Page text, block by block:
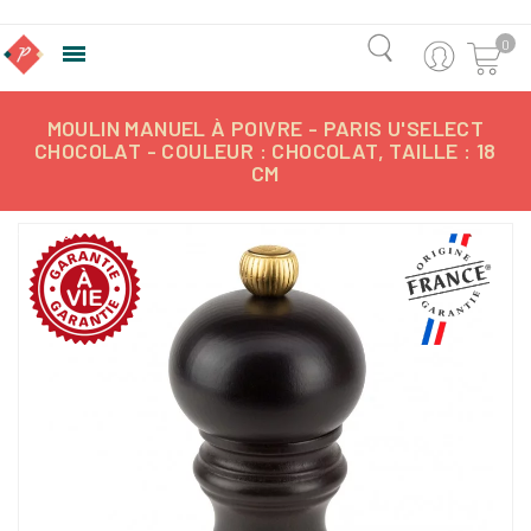
 0
MOULIN MANUEL À POIVRE - PARIS U'SELECT
CHOCOLAT - COULEUR : CHOCOLAT, TAILLE : 18
CM
-8,53%